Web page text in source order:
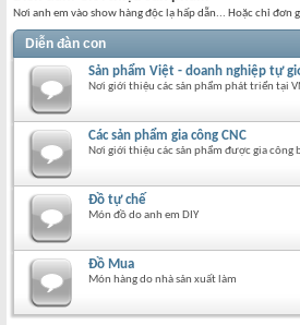
Nơi anh em vào show hàng độc lạ hấp dẫn... Hoặc chỉ
Diễn đàn con
Sản phẩm Việt - doanh nghiệp tự
Nơi giới thiệu các sản phẩm phát triển tại
Các sản phẩm gia công CNC
Nơi giới thiệu các sản phẩm được gia công
Đồ tự chế
Món đồ do anh em DIY
Đồ Mua
Món hàng do nhà sản xuất làm